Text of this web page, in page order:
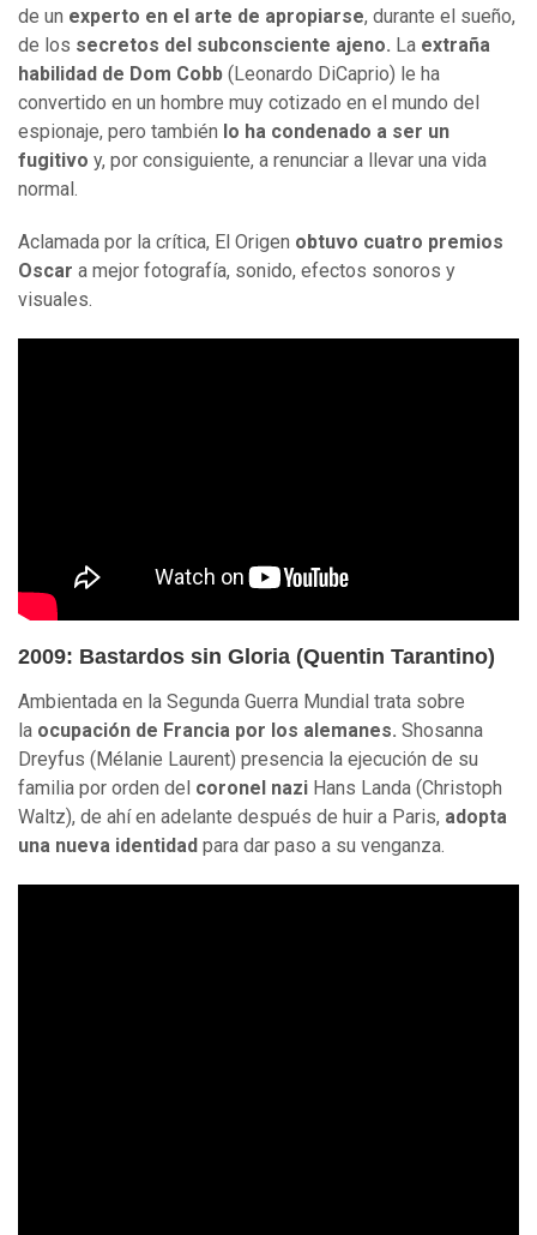
de un experto en el arte de apropiarse, durante el sueño,
de los secretos del subconsciente ajeno. La extraña
habilidad de Dom Cobb (Leonardo DiCaprio) le ha
convertido en un hombre muy cotizado en el mundo del
espionaje, pero también lo ha condenado a ser un
fugitivo y, por consiguiente, a renunciar a llevar una vida
normal.
Aclamada por la crítica, El Origen obtuvo cuatro premios
Oscar a mejor fotografía, sonido, efectos sonoros y
visuales.
2009: Bastardos sin Gloria (Quentin Tarantino)
Ambientada en la Segunda Guerra Mundial trata sobre
la ocupación de Francia por los alemanes. Shosanna
Dreyfus (Mélanie Laurent) presencia la ejecución de su
familia por orden del coronel nazi Hans Landa (Christoph
Waltz), de ahí en adelante después de huir a Paris, adopta
una nueva identidad para dar paso a su venganza.